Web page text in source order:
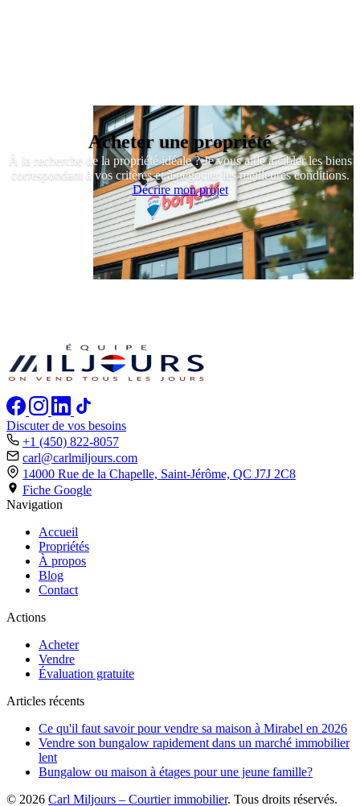
Acheter une propriété
À la recherche de la propriété idéale ? Je vous aide à cibler les biens
correspondant à vos critères et à négocier les meilleures conditions.
Décrire mon projet
Discuter de vos besoins
+1 (450) 822-8057
carl@carlmiljours.com
14000 Rue de la Chapelle, Saint-Jérôme, QC J7J 2C8
Fiche Google
Navigation
Accueil
Propriétés
À propos
Blog
Contact
Actions
Acheter
Vendre
Évaluation gratuite
Articles récents
Ce qu'il faut savoir pour vendre sa maison à Mirabel en 2026
Vendre son bungalow rapidement dans un marché immobilier
lent
Bungalow ou maison à étages pour une jeune famille?
© 2026 Carl Miljours – Courtier immobilier. Tous droits réservés.